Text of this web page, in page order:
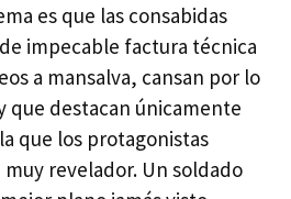
es que las consabidas
impecable factura técnica
a mansalva, cansan por lo
que destacan únicamente
que los protagonistas
revelador. Un soldado